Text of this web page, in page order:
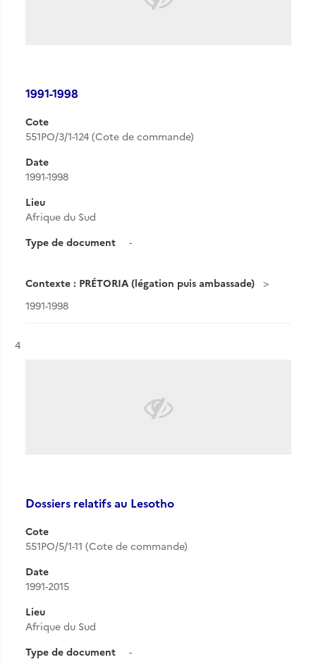
1991-1998
Cote
551PO/3/1-124 (Cote de commande)
Date
1991-1998
Lieu
Afrique du Sud
Type de document
-
Contexte : PRÉTORIA (légation puis ambassade)
1991-1998
Résultat n°
4
Dossiers relatifs au Lesotho
Cote
551PO/5/1-11 (Cote de commande)
Date
1991-2015
Lieu
Afrique du Sud
Type de document
-